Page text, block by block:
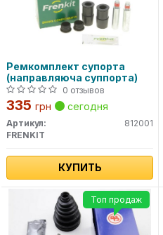
Ремкомплект супорта
(направляюча суппорта)
0 отзывов
335 грн сегодня
Артикул:
812001
FRENKIT
КУПИТЬ
Топ продаж